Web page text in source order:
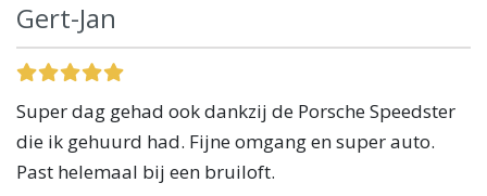
Gert-Jan
Super dag gehad ook dankzij de Porsche Speedster
die ik gehuurd had. Fijne omgang en super auto.
Past helemaal bij een bruiloft.